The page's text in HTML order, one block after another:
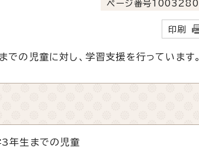
ページ番号1003280
印刷
の児童に対し、学習支援を行っています。
年生までの児童